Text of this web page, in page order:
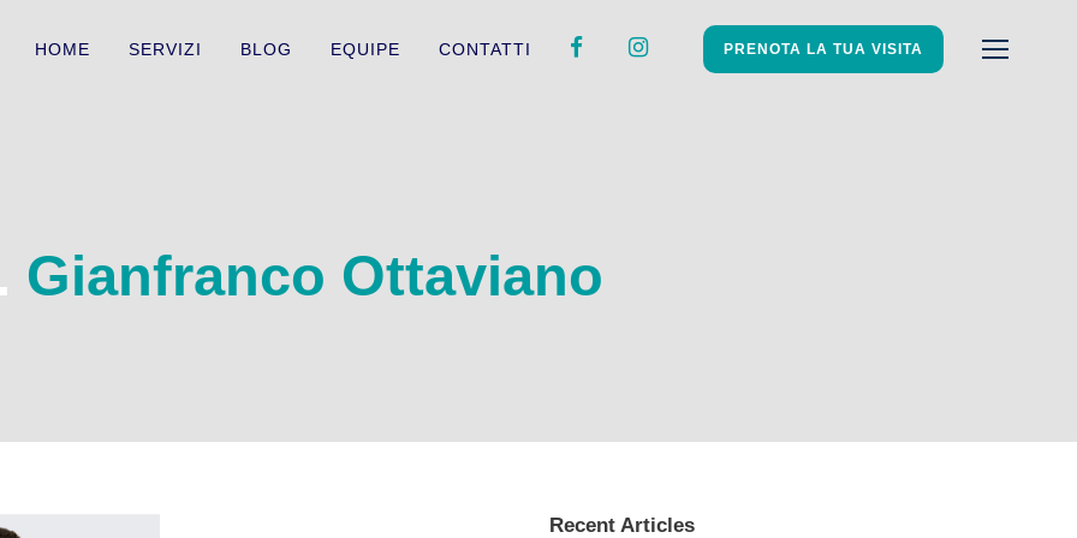
HOME SERVIZI BLOG EQUIPE CONTATTI PRENOTA LA TUA VISITA
Gianfranco Ottaviano
Recent Articles